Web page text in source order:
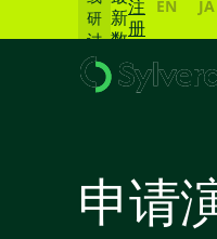
研
讨
会
新
数
据
一
注
册
EN JA
申请